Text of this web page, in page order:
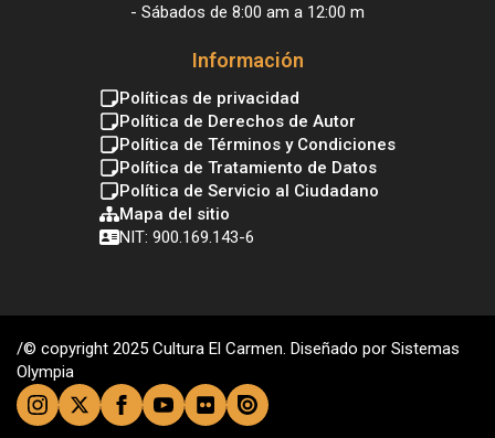
- Sábados de 8:00 am a 12:00 m
Información
Políticas de privacidad
Política de Derechos de Autor
Política de Términos y Condiciones
Política de Tratamiento de Datos
Política de Servicio al Ciudadano
Mapa del sitio
NIT: 900.169.143-6
/© copyright 2025 Cultura El Carmen. Diseñado por Sistemas
Olympia